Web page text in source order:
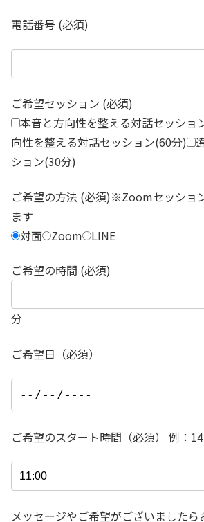
電話番号 (必須)
ご希望セッション (必須)
本音と方向性を整える対話セッショ
向性を整える対話セッション(60分)
ション(30分)
ご希望の方法 (必須)※Zoomセッショ
ます
対面 Zoom LINE
ご希望の時間 (必須)
分
ご希望日（必須）
ご希望のスタート時間（必須） 例：
メッセージやご希望がございましたら